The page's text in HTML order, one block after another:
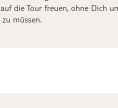
die Tour freuen, ohne Dich
müssen.